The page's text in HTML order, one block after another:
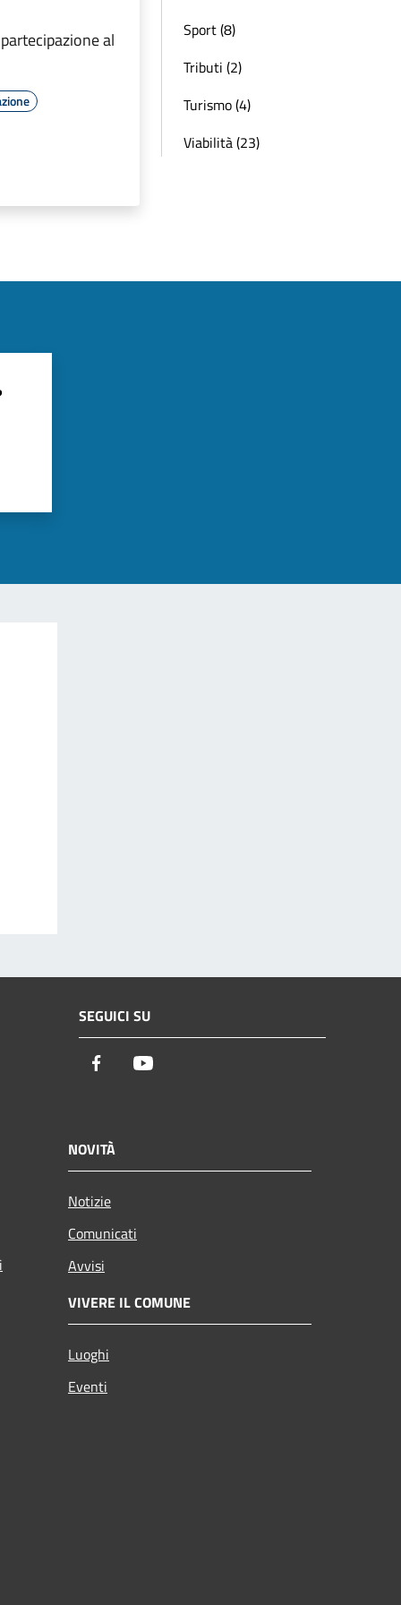
al
Sport (8)
Tributi (2)
Turismo (4)
Viabilità (23)
SEGUICI SU
Facebook
NOVITÀ
Notizie
Comunicati
Avvisi
VIVERE IL COMUNE
Luoghi
Eventi